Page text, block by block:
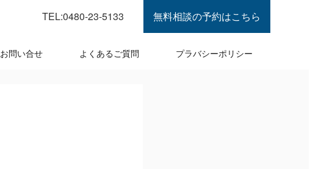
無料相談の予約はこちら
TEL:0480-23-5133
お問い合せ よくあるご質問 プラバシーポリシー